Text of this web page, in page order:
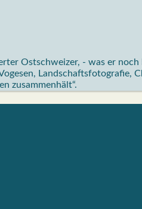
Ostschweizer, - was er
Landschaftsfotografie,
zusammenhält“.